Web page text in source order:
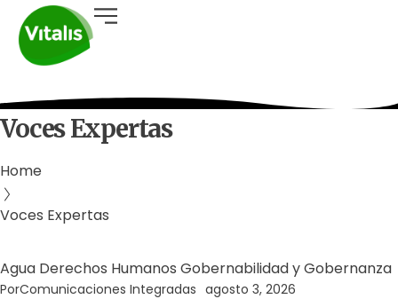
Voces Expertas
Home
Voces Expertas
Agua Derechos Humanos Gobernabilidad y Gobernanza
PorComunicaciones Integradas agosto 3, 2026